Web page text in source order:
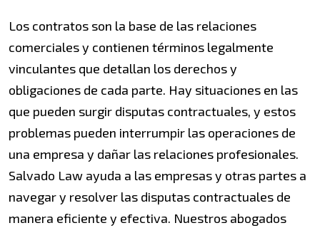
Los contratos son la base de las relaciones
comerciales y contienen términos legalmente
vinculantes que detallan los derechos y
obligaciones de cada parte. Hay situaciones en las
que pueden surgir disputas contractuales, y estos
problemas pueden interrumpir las operaciones de
una empresa y dañar las relaciones profesionales.
Salvado Law ayuda a las empresas y otras partes a
navegar y resolver las disputas contractuales de
manera eficiente y efectiva. Nuestros abogados